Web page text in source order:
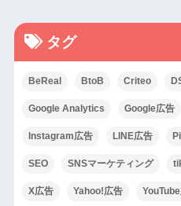
タグ
BeReal BtoB Criteo
Google Analytics Google広告
Instagram広告 LINE広告
SEO SNSマーケティング
X広告 Yahoo!広告